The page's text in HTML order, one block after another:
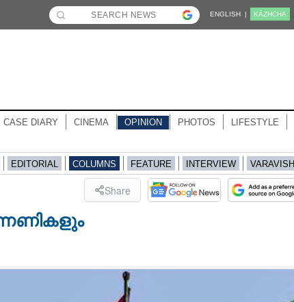
ENGLISH | KĀZHCHA
CASE DIARY CINEMA OPINION PHOTOS LIFESTYLE
EDITORIAL COLUMNS FEATURE INTERVIEW
Share